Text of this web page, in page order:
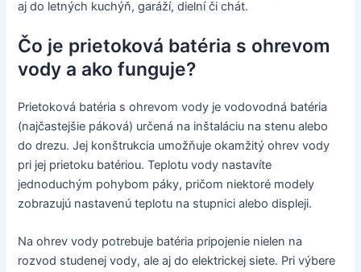
aj do letných kuchýň, garáží, dielní či chát.
Čo je prietoková batéria s ohrevom
vody a ako funguje?
Prietoková batéria s ohrevom vody je vodovodná batéria
(najčastejšie páková) určená na inštaláciu na stenu alebo
do drezu. Jej konštrukcia umožňuje okamžitý ohrev vody
pri jej prietoku batériou. Teplotu vody nastavíte
jednoduchým pohybom páky, pričom niektoré modely
zobrazujú nastavenú teplotu na stupnici alebo displeji.
Na ohrev vody potrebuje batéria pripojenie nielen na
rozvod studenej vody, ale aj do elektrickej siete. Pri výbere